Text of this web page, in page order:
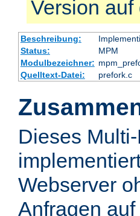
Version
Beschreibung:
Status:
MPM
Modulbezeichner:
Quelltext-Datei:
prefork.c
Dieses
Webserver
Anfragen